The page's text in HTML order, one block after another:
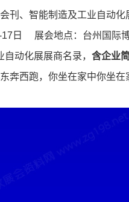
刊、智能制造及工业自动化
17日 展会地点：台州国际
动化展展商名录， 含企业
奔西跑，你坐在家中你坐在